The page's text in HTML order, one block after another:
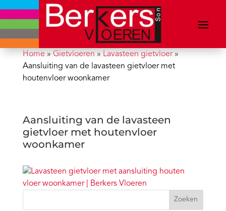
Home» Gietvloeren » Lavasteen gietvloer»
Aansluiting van de lavasteen gietvloer met
houtenvloer woonkamer
Aansluiting van de lavasteen
gietvloer met houtenvloer
woonkamer
Zoeken